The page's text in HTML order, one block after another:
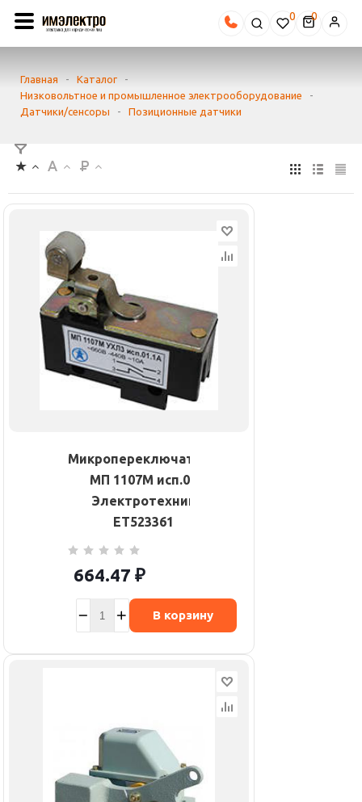
0
Главная - Каталог
-
Низковольтное и промышленное электрооборудование
-
Датчики/сенсоры
- Позиционные датчики
Микропереключатель
МП 1107М исп.01
Электротехник
ET523361
664.47 ₽
В корзину